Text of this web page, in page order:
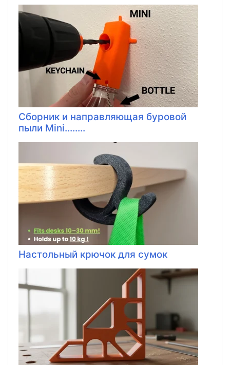
Сборник и направляющая буровой
пыли Mini........
Настольный крючок для сумок